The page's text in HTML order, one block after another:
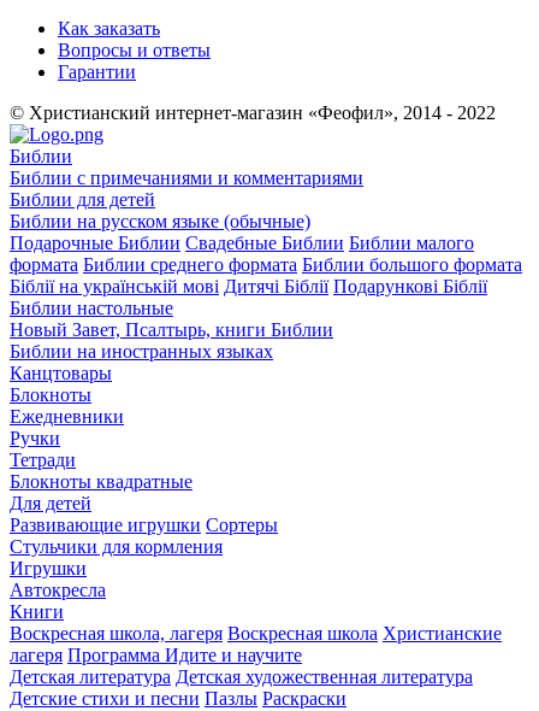
Как заказать
Вопросы и ответы
Гарантии
© Христианский интернет-магазин «Феофил», 2014 - 2022
Библии
Библии с примечаниями и комментариями
Библии для детей
Библии на русском языке (обычные)
Подарочные Библии Свадебные Библии Библии малого
формата Библии среднего формата Библии большого формата
Біблії на українській мові Дитячі Біблії Подарункові Біблії
Библии настольные
Новый Завет, Псалтырь, книги Библии
Библии на иностранных языках
Канцтовары
Блокноты
Ежедневники
Ручки
Тетради
Блокноты квадратные
Для детей
Развивающие игрушки Сортеры
Стульчики для кормления
Игрушки
Автокресла
Книги
Воскресная школа, лагеря Воскресная школа Христианские
лагеря Программа Идите и научите
Детская литература Детская художественная литература
Детские стихи и песни Пазлы Раскраски